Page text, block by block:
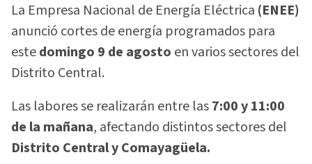
La Empresa Nacional de Energía Eléctrica (ENEE)
anunció cortes de energía programados para
estedomingo 9 de agosto en varios sectores del
Distrito Central.
Las labores se realizarán entre las7:00 y 11:00
de la mañana, afectando distintos sectores del
Distrito Central y Comayagüela.